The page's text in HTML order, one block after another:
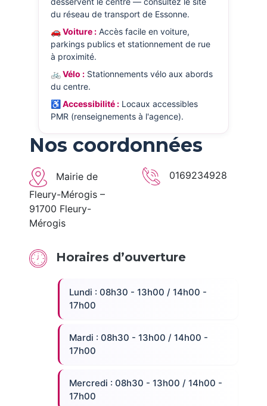
du réseau de transport de Essonne.
🚗 Voiture :Accès facile en voiture,
parkings publics et stationnement de rue
à proximité.
🚲 Vélo :Stationnements vélo aux abords
du centre.
♿ Accessibilité :Locaux accessibles
PMR (renseignements à l'agence).
Nos coordonnées
Mairie de
Fleury-Mérogis –
91700 Fleury-
Mérogis
0169234928
Horaires d’ouverture
Lundi : 08h30 - 13h00 / 14h00 -
17h00
Mardi : 08h30 - 13h00 / 14h00 -
17h00
Mercredi : 08h30 - 13h00 / 14h00 -
17h00